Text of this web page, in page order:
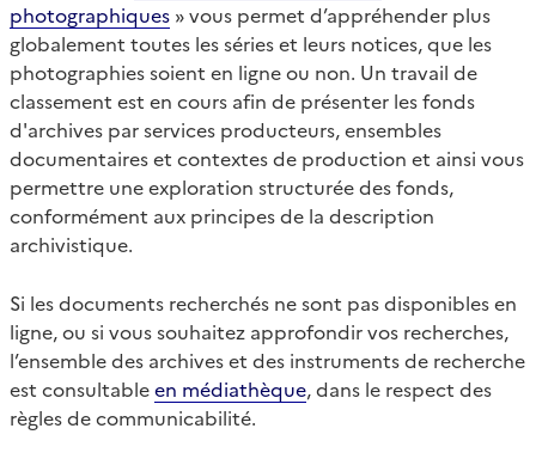
photographiques » vous permet d’appréhender plus
globalement toutes les séries et leurs notices, que les
photographies soient en ligne ou non. Un travail de
classement est en cours afin de présenter les fonds
d'archives par services producteurs, ensembles
documentaires et contextes de production et ainsi vous
permettre une exploration structurée des fonds,
conformément aux principes de la description
archivistique.
Si les documents recherchés ne sont pas disponibles en
ligne, ou si vous souhaitez approfondir vos recherches,
l’ensemble des archives et des instruments de recherche
est consultableen médiathèque, dans le respect des
règles de communicabilité.